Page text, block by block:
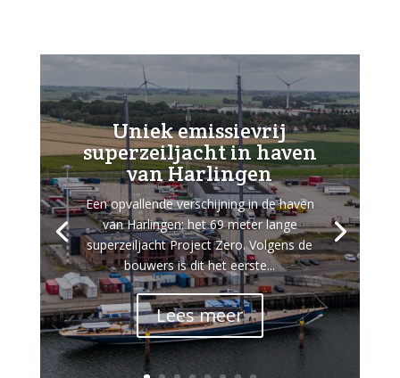
Uniek emissievrij
superzeiljacht in haven
van Harlingen
Een opvallende verschijning in de haven
van Harlingen: het 69 meter lange
superzeiljacht Project Zero. Volgens de
bouwers is dit het eerste...
Lees meer